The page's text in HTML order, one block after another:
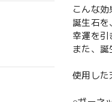
こんな
誕生石
幸運を
また、
使用した